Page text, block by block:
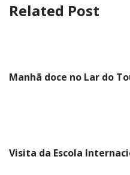
Related Post
Manhã doce no Lar do
Visita da Escola